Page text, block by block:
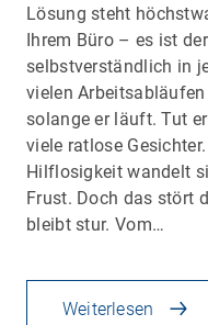
Lösung steht
Ihrem Büro – es ist der
selbstverständlich in
vielen
solange er läuft. Tut
viele ratlose
Hilflosigkeit wandelt
Frust. Doch das stört
bleibt stur. Vom…
Weiterlesen